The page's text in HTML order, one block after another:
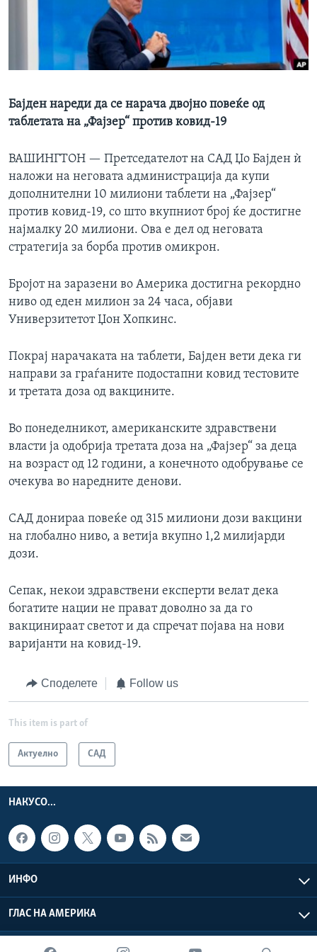
Бајден нареди да се нарача двојно повеќе од
таблетата на „Фајзер“ против ковид-19
ВАШИНГТОН — Претседателот на САД Џо Бајден ѝ
наложи на неговата администрација да купи
дополнителни 10 милиони таблети на „Фајзер“
против ковид-19, со што вкупниот број ќе достигне
најмалку 20 милиони. Ова е дел од неговата
стратегија за борба против омикрон.
Бројот на заразени во Америка достигна рекордно
ниво од еден милион за 24 часа, објави
Универзитетот Џон Хопкинс.
Покрај нарачаката на таблети, Бајден вети дека ги
направи за граѓаните подостапни ковид тестовите
и третата доза од вакцините.
Во понеделникот, американските здравствени
власти ја одобрија третата доза на „Фајзер“ за деца
на возраст од 12 години, а конечното одобрување се
очекува во наредните денови.
САД донираа повеќе од 315 милиони дози вакцини
на глобално ниво, а ветија вкупно 1,2 милијарди
дози.
Сепак, некои здравствени експерти велат дека
богатите нации не прават доволно за да го
вакцинираат светот и да спречат појава на нови
варијанти на ковид-19.
Споделете Follow us
This item is part of
Актуелно САД
НАКУСО...
ИНФО
ГЛАС НА АМЕРИКА